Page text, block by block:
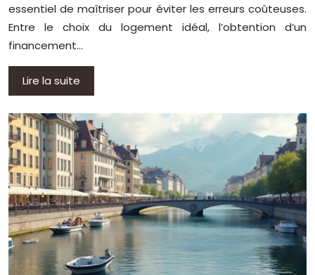
essentiel de maîtriser pour éviter les erreurs coûteuses.
Entre le choix du logement idéal, l’obtention d’un
financement…
Lire la suite